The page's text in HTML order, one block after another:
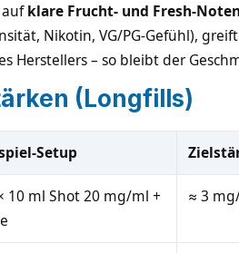
aufklare Frucht- und Fresh-Noten
Nikotin, VG/PG-Gefühl),
Herstellers – so bleibt der
(Longfills)
Setup
10 ml Shot 20 mg/ml +
≈ 3